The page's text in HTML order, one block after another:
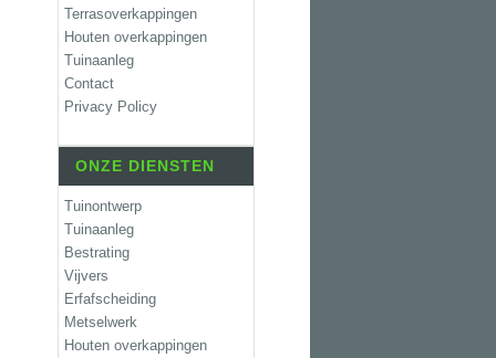
Terrasoverkappingen
Houten overkappingen
Tuinaanleg
Contact
Privacy Policy
ONZE DIENSTEN
Tuinontwerp
Tuinaanleg
Bestrating
Vijvers
Erfafscheiding
Metselwerk
Houten overkappingen